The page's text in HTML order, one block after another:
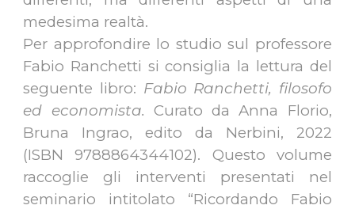
medesima realtà.
Per approfondire lo studio sul professore
Fabio Ranchetti si consiglia la lettura del
seguente libro: Fabio Ranchetti, filosofo
ed economista. Curato da Anna Florio,
Bruna Ingrao, edito da Nerbini, 2022
(ISBN 9788864344102). Questo volume
raccoglie gli interventi presentati nel
seminario intitolato “Ricordando Fabio